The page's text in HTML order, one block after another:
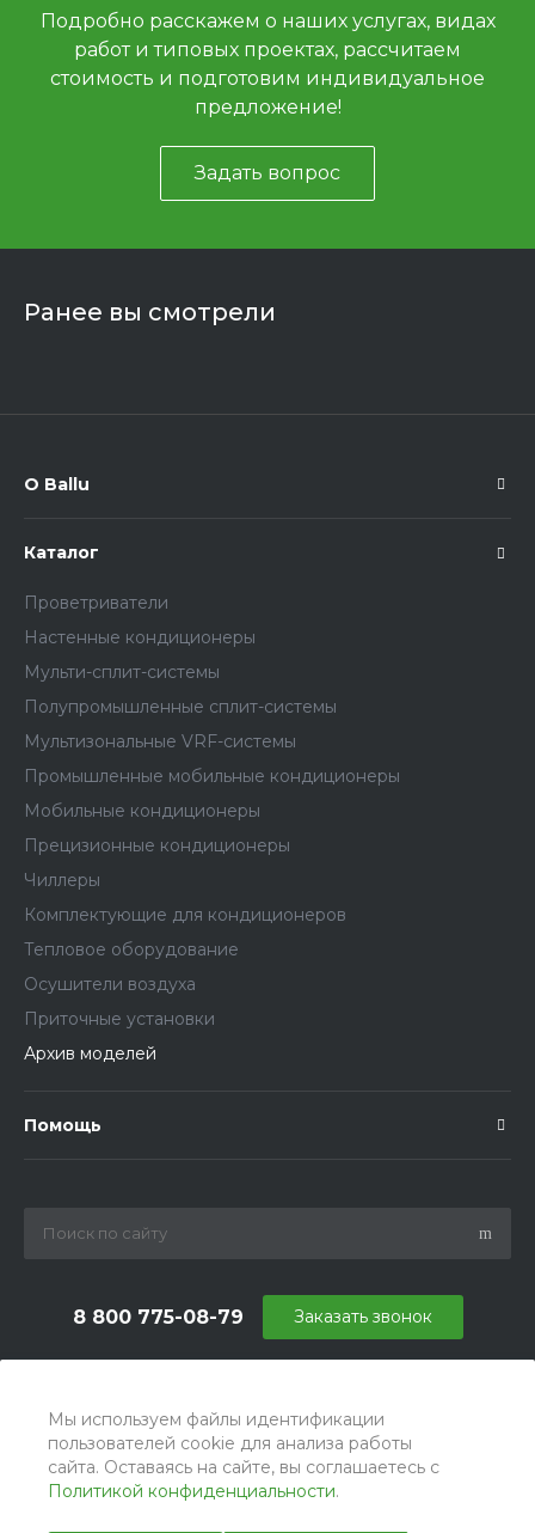
Мы используем файлы идентификации
пользователей cookie для анализа работы
сайта. Оставаясь на сайте, вы соглашаетесь с
Политикой конфиденциальности.
Подробно расскажем о наших услугах, видах
работ и типовых проектах, рассчитаем
стоимость и подготовим индивидуальное
предложение!
Задать вопрос
Ранее вы смотрели
О Ballu
Каталог
Проветриватели
Настенные кондиционеры
Мульти-сплит-системы
Полупромышленные сплит-системы
Мультизональные VRF-системы
Промышленные мобильные кондиционеры
Мобильные кондиционеры
Прецизионные кондиционеры
Чиллеры
Комплектующие для кондиционеров
Тепловое оборудование
Осушители воздуха
Приточные установки
Архив моделей
Помощь
8 800 775-08-79
г. Москва, БЦ Вятский, ул. Вятская д.70, офис 715
Заказать звонок